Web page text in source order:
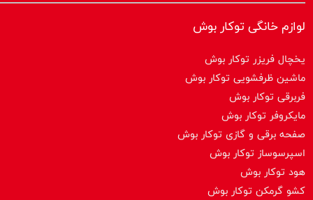
لوازم خانگی توکار بوش
یخچال فریزر توکار بوش
ماشین ظرفشویی توکار بوش
فربرقی توکار بوش
مایکروفر توکار بوش
صفحه برقی و گازی توکار بوش
اسپرسوساز توكار بوش
هود توکار بوش
کشو گرمکن توکار بوش